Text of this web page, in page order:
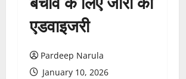
एडवाइजरी
Pardeep Narula
January 10, 2026